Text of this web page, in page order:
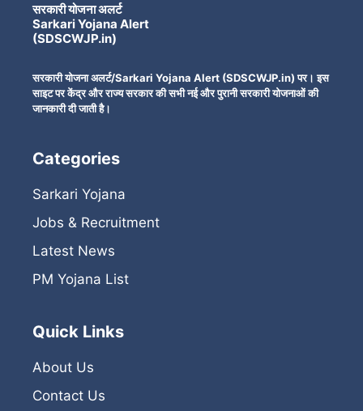
सरकारी योजना अलर्ट
Sarkari Yojana Alert
(SDSCWJP.in)
सरकारी योजना अलर्ट/Sarkari Yojana Alert (SDSCWJP.in) पर। इस
साइट पर केंद्र और राज्य सरकार की सभी नई और पुरानी सरकारी योजनाओं की
जानकारी दी जाती है।
Categories
Sarkari Yojana
Jobs & Recruitment
Latest News
PM Yojana List
Quick Links
About Us
Contact Us